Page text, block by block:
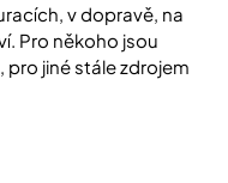
v dopravě, na
Pro někoho jsou
jiné stále zdrojem